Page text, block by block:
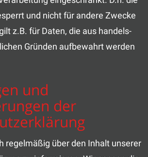
und nicht für andere Zwecke
z.B. für Daten, die aus handels-
Gründen aufbewahrt werden
und
der
regelmäßig über den Inhalt unserer